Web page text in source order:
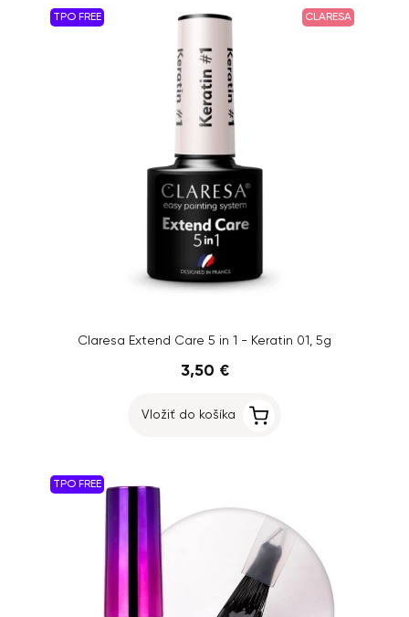
TPO FREE CLARESA
Claresa Extend Care 5 in 1 - Keratin 01, 5g
3,50 €
Vložiť do košíka
TPO FREE